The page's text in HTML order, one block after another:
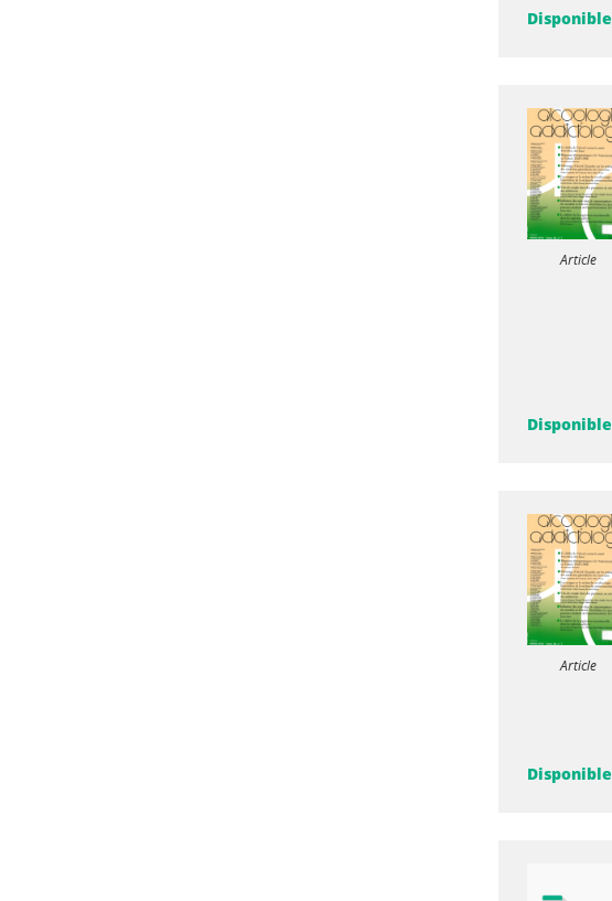
Disponible
Article
Disponible
Article
Disponible